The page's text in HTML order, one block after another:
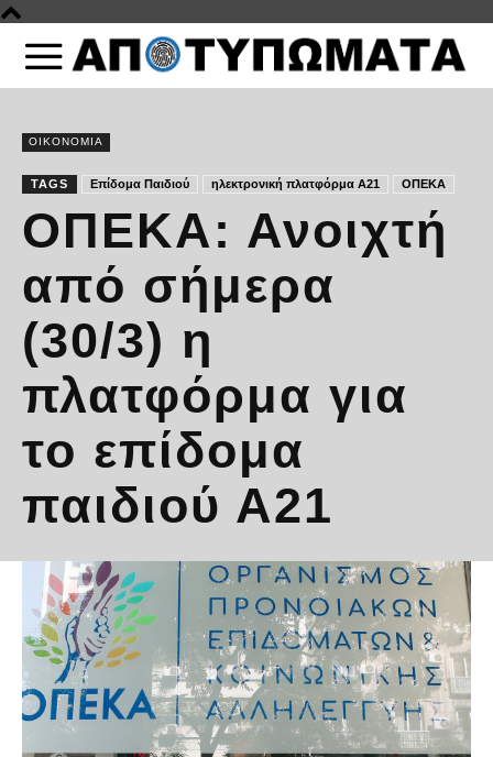
ΟΙΚΟΝΟΜΙΑ
TAGS Επίδομα Παιδιού ηλεκτρονική πλατφόρμα Α21 ΟΠΕΚΑ
ΟΠΕΚΑ: Ανοιχτή
από σήμερα
(30/3) η
πλατφόρμα για
το επίδομα
παιδιού Α21